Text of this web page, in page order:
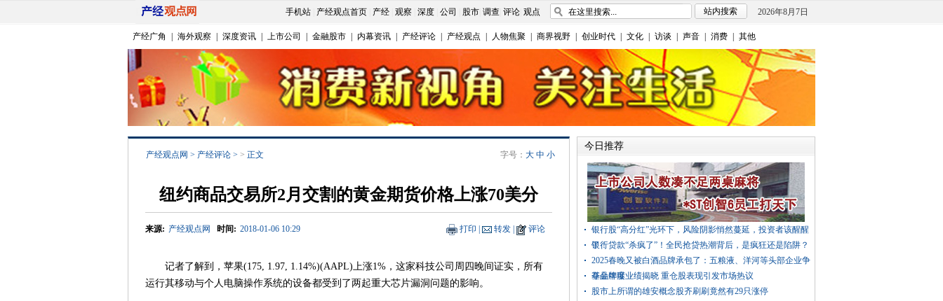
2026年8月7日
手机站| 产经观点首页| 产经| 观察 深度| 公司 股市| 调查 评论| 观点
产经广角 海外观察 深度资讯 上市公司 金融股市 内幕资讯 产经评论 产经观点 人物焦聚 商界视野 创业时代 文化 访谈 声音 消费 其他
产经观点网 > 产经评论 > > 正文 字号： 大 中 小
纽约商品交易所2月交割的黄金期货价格上涨70美分
来源: 产经观点网 时间: 2018-01-06 10:29 打印 转发 评论
记者了解到，苹果(175, 1.97, 1.14%)(AAPL)上涨1%，这家科技公司周四晚间证实，所有
运行其移动与个人电脑操作系统的设备都受到了两起重大芯片漏洞问题的影响。
今日推荐
银行股“高分红”光环下，风险阴影悄然蔓延，投资者该醒醒
了！
银行贷款“杀疯了”！全民抢贷热潮背后，是疯狂还是陷阱？
2025春晚又被白酒品牌承包了：五粮液、洋河等头部企业争
夺品牌曝
基金年度业绩揭晓 重仓股表现引发市场热议
股市上所谓的雄安概念股齐刷刷竟然有29只涨停